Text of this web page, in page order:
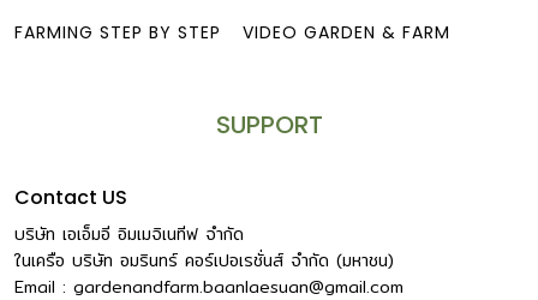
FARMING STEP BY STEP
VIDEO GARDEN & FARM
SUPPORT
Contact US
บริษัท เอเอ็มอี อิมเมจิเนทีฟ จำกัด
ในเครือ บริษัท อมรินทร์ คอร์เปอเรชั่นส์ จำกัด (มหาชน)
Email : gardenandfarm.baanlaesuan@gmail.com